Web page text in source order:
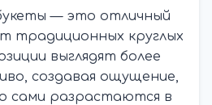
— это отличный
традиционных круглых
выглядят более
создавая ощущение,
сами разрастаются в